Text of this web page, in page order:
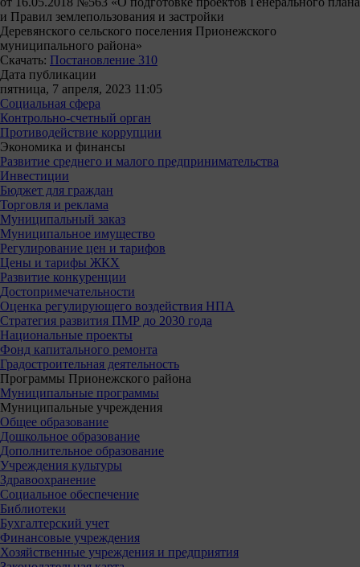
и Правил землепользования и застройки
Деревянского сельского поселения Прионежского
муниципального района»
Скачать: Постановление 310
Дата публикации
пятница, 7 апреля, 2023 11:05
Социальная сфера
Контрольно-счетный орган
Противодействие коррупции
Экономика и финансы
Развитие среднего и малого предпринимательства
Инвестиции
Бюджет для граждан
Торговля и реклама
Муниципальный заказ
Муниципальное имущество
Регулирование цен и тарифов
Цены и тарифы ЖКХ
Развитие конкуренции
Достопримечательности
Оценка регулирующего воздействия НПА
Стратегия развития ПМР до 2030 года
Национальные проекты
Фонд капитального ремонта
Градостроительная деятельность
Программы Прионежского района
Муниципальные программы
Муниципальные учреждения
Общее образование
Дошкольное образование
Дополнительное образование
Учреждения культуры
Здравоохранение
Социальное обеспечение
Библиотеки
Бухгалтерский учет
Финансовые учреждения
Хозяйственные учреждения и предприятия